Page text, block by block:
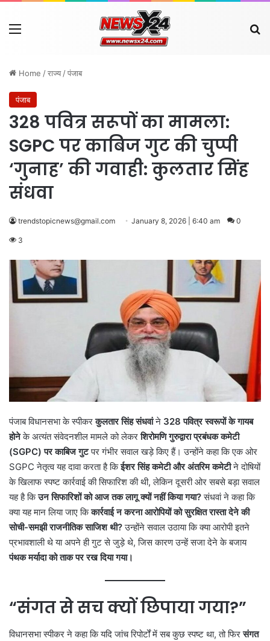
Menu
Home /राज्य /पंजाब
पंजाब
328 पवित्र सरूपों का मामला:
SGPC पर काबिज गुट की चुप्पी
‘गुनाह’ की गवाही: कुलतार सिंह
संधवा
trendstopicnews@gmail.com January 8, 2026 | 6:40 am 0
3
पंजाब विधानसभा के स्पीकरकुलतार सिंह संधवांने 328 पवित्र स्वरूपों के गायब
होनेके अत्यंत संवेदनशील मामले को लेकरशिरोमणि गुरुद्वारा प्रबंधक कमेटी
(SGPC) पर काबिज गुटपर गंभीर सवाल खड़े किए हैं। उन्होंने कहा कि एक ओर
SGPC नेतृत्व यह दावा करता है किईशर सिंह कमेटी और अंतरिम कमेटीने दोषियों
के खिलाफ स्पष्ट कार्रवाई की सिफारिश की थी, लेकिन दूसरी ओर सबसे बड़ा सवाल
यह है किउन सिफारिशों को आज तक लागू क्यों नहीं किया गया?संधवां ने कहा कि
क्या यह मान लिया जाए किकार्रवाई न करना आरोपियों को सुरक्षित रास्ता देने की
सोची-समझी राजनीतिक साजिश थी?उन्होंने सवाल उठाया कि क्या आरोपी इतने
प्रभावशाली थे या अपने ही गुट से जुड़े थे, जिस कारण उन्हें सजा देने के बजाय
पंथक मर्यादा को ताक पर रख दिया गया।
“संगत से सच क्यों छिपाया गया?”
विधानसभा स्पीकर ने कहा कि यदि जांच रिपोर्टों में सब कुछ स्पष्ट था, तो फिरसंगत